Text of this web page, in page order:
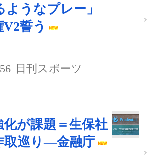
うなプレー」
誓う
日刊スポーツ
化が課題＝生保社
取巡り―金融庁